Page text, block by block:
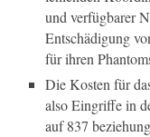
und verfügbarer
Entschädigung
für ihren
Die Kosten für
also Eingriffe in
auf 837